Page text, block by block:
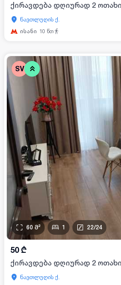
ქირავდება დღიურად 2
ნავთლუღის ქ.
ისანი 10 წთ
SV
60 მ² 1 22/24
50 ₾
ქირავდება დღიურად 2
ნავთლუღის ქ.